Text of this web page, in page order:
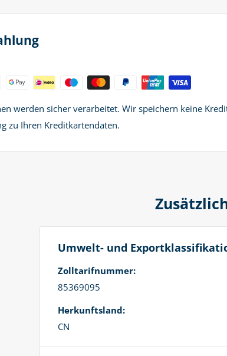
werden sicher verarbeitet. Wir speichern keine
zu Ihren Kreditkartendaten.
Umwelt- und
Zolltarifnummer:
85369095
Herkunftsland:
CN